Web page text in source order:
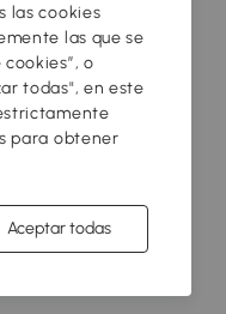
las cookies
las que se
o
todas", en este
para obtener
Aceptar todas